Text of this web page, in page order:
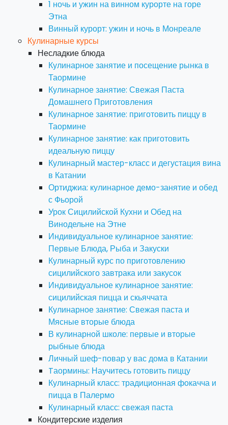
1 ночь и ужин на винном курорте на горе
Этна
Винный курорт: ужин и ночь в Монреале
Кулинарные курсы
Несладкие блюда
Кулинарное занятие и посещение рынка в
Таормине
Кулинарное занятие: Свежая Паста
Домашнего Приготовления
Кулинарное занятие: приготовить пиццу в
Таормине
Кулинарное занятие: как приготовить
идеальную пиццу
Кулинарный мастер-класс и дегустация вина
в Катании
Ортиджиа: кулинарное демо-занятие и обед
с Фьорой
Урок Сицилийской Кухни и Обед на
Винодельне на Этне
Индивидуальное кулинарное занятие:
Первые Блюда, Рыба и Закуски
Кулинарный курс по приготовлению
сицилийского завтрака или закусок
Индивидуальное кулинарное занятие:
сицилийская пицца и скьяччата
Кулинарное занятие: Свежая паста и
Мясные вторые блюда
В кулинарной школе: первые и вторые
рыбные блюда
Личный шеф-повар у вас дома в Катании
Tаормины: Научитесь готовить пиццу
Кулинарный класс: традиционная фокачча и
пицца в Палермо
Кулинарный класс: свежая паста
Кондитерские изделия